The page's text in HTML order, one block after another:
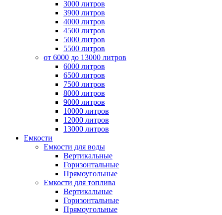
3000 литров
3900 литров
4000 литров
4500 литров
5000 литров
5500 литров
от 6000 до 13000 литров
6000 литров
6500 литров
7500 литров
8000 литров
9000 литров
10000 литров
12000 литров
13000 литров
Емкости
Емкости для воды
Вертикальные
Горизонтальные
Прямоугольные
Емкости для топлива
Вертикальные
Горизонтальные
Прямоугольные